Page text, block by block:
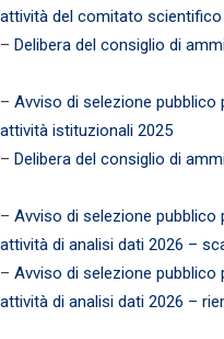
attività del comitato
– Delibera del consiglio di
– Avviso di selezione pubblico
attività istituzionali 2025
– Delibera del consiglio di
– Avviso di selezione pubblico
attività di analisi dati 2026 –
– Avviso di selezione pubblico
attività di analisi dati 2026 –